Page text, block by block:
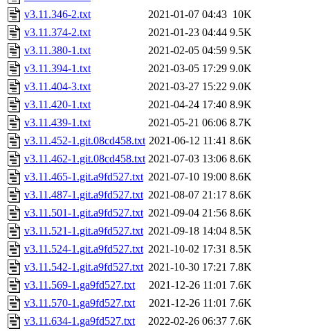
v3.11.346-2.txt
2021-01-07 04:43 10K
v3.11.374-2.txt
2021-01-23 04:44 9.5K
v3.11.380-1.txt
2021-02-05 04:59 9.5K
v3.11.394-1.txt
2021-03-05 17:29 9.0K
v3.11.404-3.txt
2021-03-27 15:22 9.0K
v3.11.420-1.txt
2021-04-24 17:40 8.9K
v3.11.439-1.txt
2021-05-21 06:06 8.7K
v3.11.452-1.git.08cd458.txt 2021-06-12 11:41 8.6K
v3.11.462-1.git.08cd458.txt 2021-07-03 13:06 8.6K
v3.11.465-1.git.a9fd527.txt 2021-07-10 19:00 8.6K
v3.11.487-1.git.a9fd527.txt 2021-08-07 21:17 8.6K
v3.11.501-1.git.a9fd527.txt 2021-09-04 21:56 8.6K
v3.11.521-1.git.a9fd527.txt 2021-09-18 14:04 8.5K
v3.11.524-1.git.a9fd527.txt 2021-10-02 17:31 8.5K
v3.11.542-1.git.a9fd527.txt 2021-10-30 17:21 7.8K
v3.11.569-1.ga9fd527.txt
2021-12-26 11:01 7.6K
v3.11.570-1.ga9fd527.txt
2021-12-26 11:01 7.6K
v3.11.634-1.ga9fd527.txt
2022-02-26 06:37 7.6K